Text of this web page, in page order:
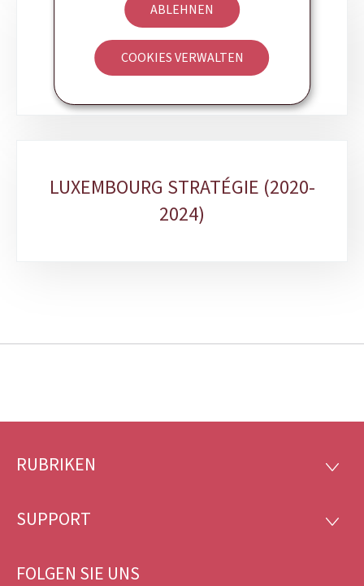
ABLEHNEN
COOKIES VERWALTEN
MEGATRENDS
LUXEMBOURG STRATÉGIE (2020-
2024)
Footer
RUBRIKEN
SUPPORT
FOLGEN SIE UNS